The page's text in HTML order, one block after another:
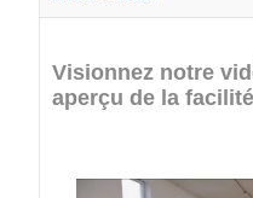
Visionnez notre
aperçu de la